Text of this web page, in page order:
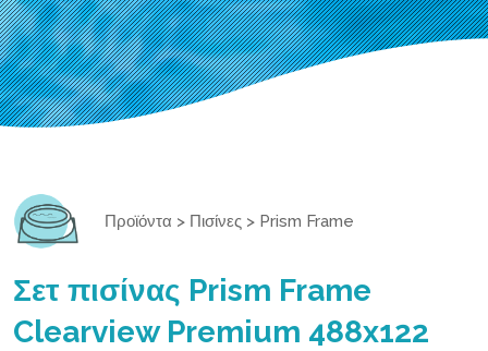
Προϊόντα > Πισίνες > Prism Frame
Σετ πισίνας Prism Frame
Clearview Premium 488x122